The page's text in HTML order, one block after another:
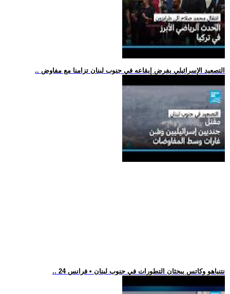
.. التصعيد الإسرائيلي يفرض إيقاعه في جنوب لبنان تزامنا مع مفاوض
.. نتنياهو وكاتس يبحثان التطورات في جنوب لبنان • فرانس 24